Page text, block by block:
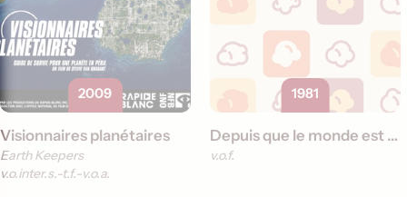
2009
Visionnaires planétaires
Earth Keepers
v.o.inter.s.-t.f. v.o.a.
1981
Depuis que le monde est monde
v.o.f.